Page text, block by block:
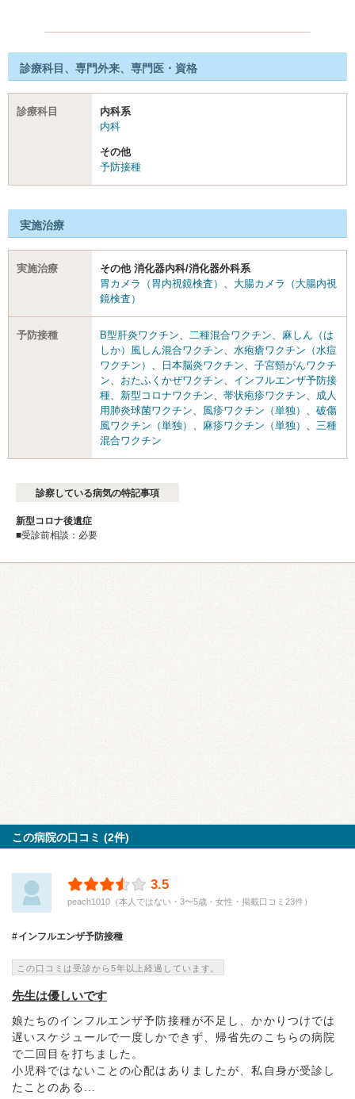
診療科目、専門外来、専門医・資格
診療科目
内科系
内科
その他
予防接種
実施治療
実施治療
その他 消化器内科/消化器外科系
胃カメラ（胃内視鏡検査） 、 大腸カメラ（大腸内視
鏡検査）
予防接種 B型肝炎ワクチン、 二種混合ワクチン、 麻しん（は
しか）風しん混合ワクチン、 水疱瘡ワクチン（水痘
ワクチン） 、 日本脳炎ワクチン、 子宮頸がんワクチ
ン、 おたふくかぜワクチン、 インフルエンザ予防接
種、 新型コロナワクチン、 帯状疱疹ワクチン、 成人
用肺炎球菌ワクチン、 風疹ワクチン（単独） 、 破傷
風ワクチン（単独） 、 麻疹ワクチン（単独） 、 三種
混合ワクチン
診察している病気の特記事項
新型コロナ後遺症
■受診前相談：必要
この病院の口コミ (2件)
3.5
peach1010（本人ではない・3〜5歳・女性・掲載口コミ23件）
インフルエンザ予防接種
この口コミは受診から5年以上経過しています。
先生は優しいです
娘たちのインフルエンザ予防接種が不足し、かかりつけでは
遅いスケジュールで一度しかできず、帰省先のこちらの病院
で二回目を打ちました。
小児科ではないことの心配はありましたが、私自身が受診し
たことのある...